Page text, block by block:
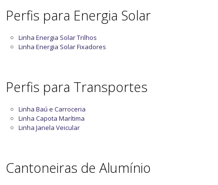
Perfis para Energia Solar
Linha Energia Solar Trilhos
Linha Energia Solar Fixadores
Perfis para Transportes
Linha Baú e Carroceria
Linha Capota Marítima
Linha Janela Veicular
Cantoneiras de Alumínio